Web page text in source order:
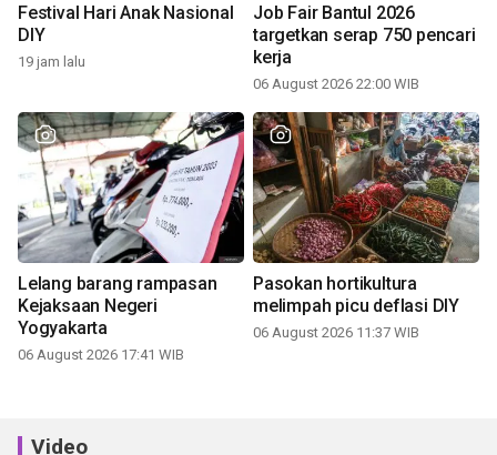
Festival Hari Anak Nasional
DIY
19 jam lalu
Job Fair Bantul 2026
targetkan serap 750 pencari
kerja
06 August 2026 22:00 WIB
Lelang barang rampasan
Kejaksaan Negeri
Yogyakarta
06 August 2026 17:41 WIB
Pasokan hortikultura
melimpah picu deflasi DIY
06 August 2026 11:37 WIB
Video